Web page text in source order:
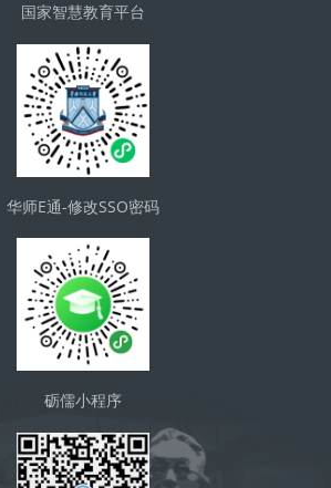
国家智慧教育平台
华师E通-修改SSO密码
砺儒小程序